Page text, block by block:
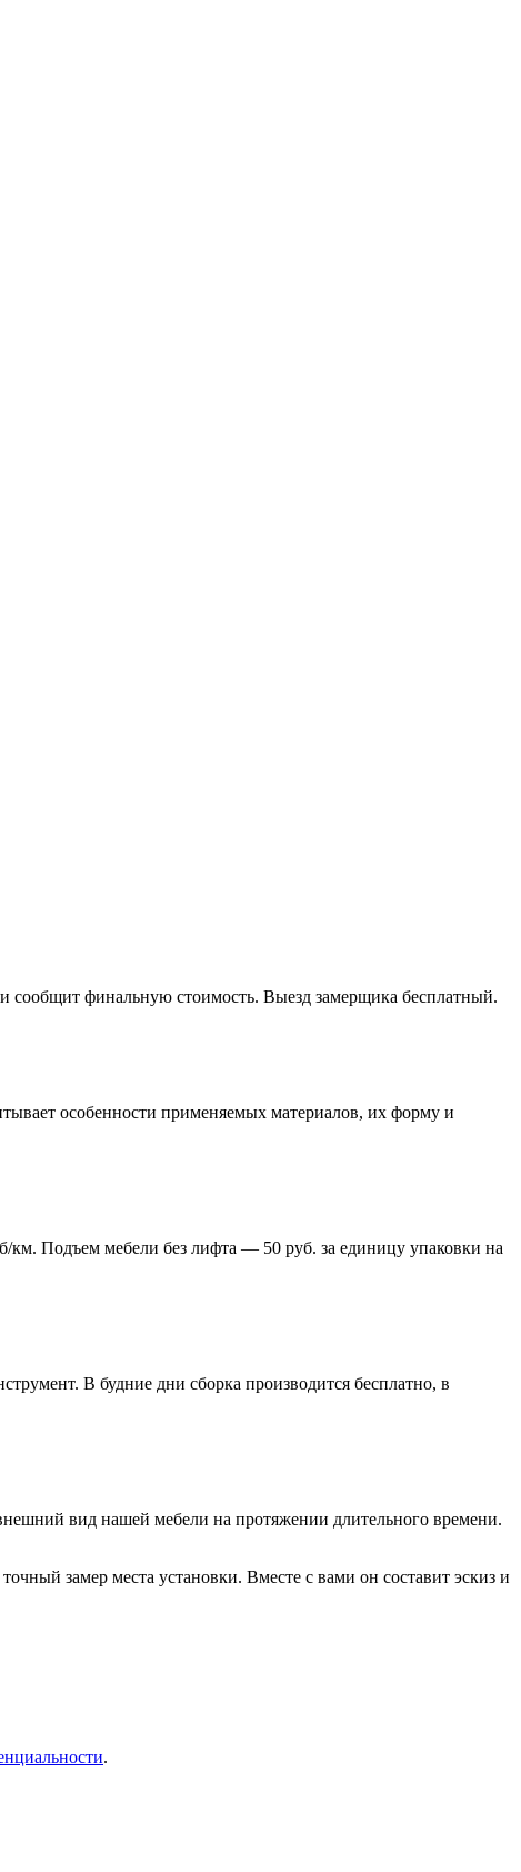
сообщит финальную стоимость. Выезд замерщика бесплатный.
особенности применяемых материалов, их форму и
км. Подъем мебели без лифта — 50 руб. за единицу упаковки на
В будние дни сборка производится бесплатно, в
вид нашей мебели на протяжении длительного времени.
замер места установки. Вместе с вами он составит эскиз и
.